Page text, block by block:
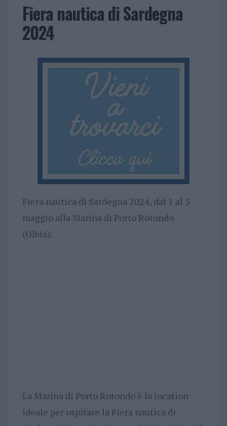
Fiera nautica di Sardegna
2024
Fiera nautica di Sardegna 2024, dal 1 al 5
maggio alla Marina di Porto Rotondo
(Olbia).
La Marina di Porto Rotondo è la location
ideale per ospitare la Fiera nautica di